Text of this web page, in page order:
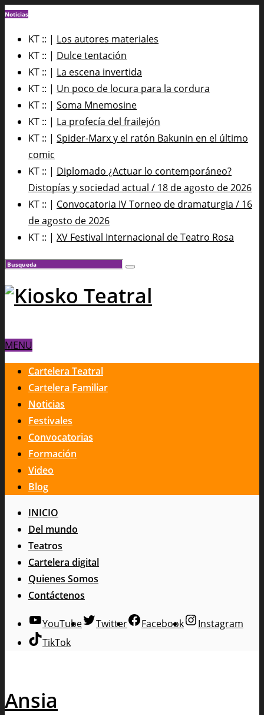
Noticias
KT :: | Los autores materiales
KT :: | Dulce tentación
KT :: | La escena invertida
KT :: | Un poco de locura para la cordura
KT :: | Soma Mnemosine
KT :: | La profecía del frailejón
KT :: | Spider-Marx y el ratón Bakunin en el último
comic
KT :: | Diplomado ¿Actuar lo contemporáneo?
Distopías y sociedad actual / 18 de agosto de 2026
KT :: | Convocatoria IV Torneo de dramaturgia / 16
de agosto de 2026
KT :: | XV Festival Internacional de Teatro Rosa
MENU
Cartelera Teatral
Cartelera Familiar
Noticias
Festivales
Convocatorias
Formación
Video
Blog
INICIO
Del mundo
Teatros
Cartelera digital
Quienes Somos
Contáctenos
YouTube Twitter Facebook
Instagram
TikTok
Ansia